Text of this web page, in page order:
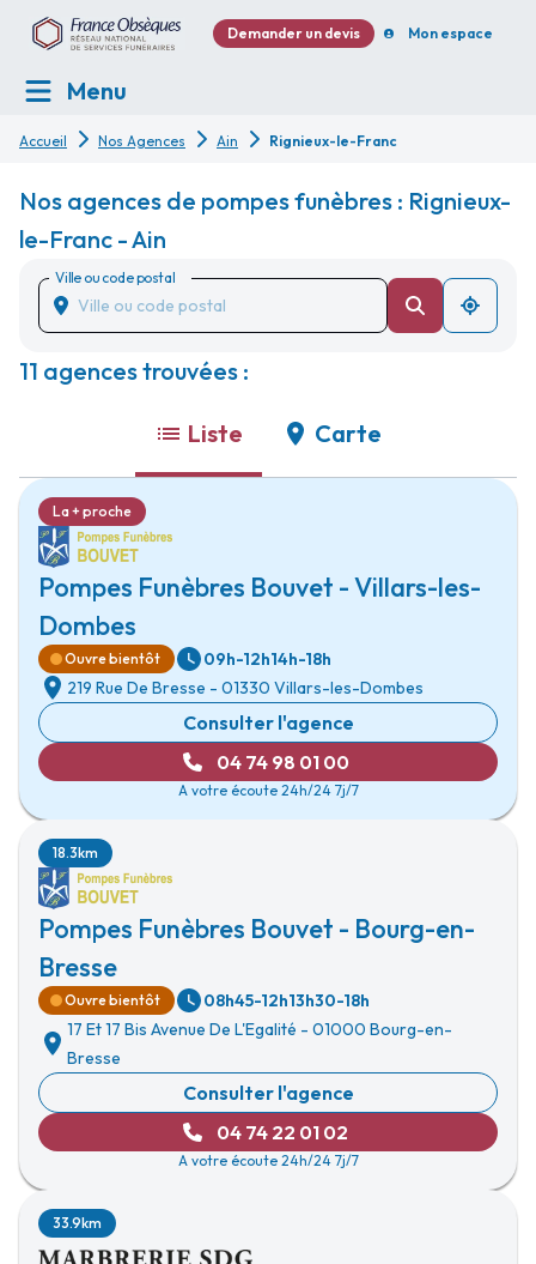
Demander un devis Mon espace
Menu
Accueil Nos Agences Ain Rignieux-le-Franc
Nos agences de pompes funèbres : Rignieux-
le-Franc - Ain
Ville ou code postal
11 agences trouvées :
Liste Carte
Pompes Funèbres Bouvet - Villars-les-
Dombes
La + proche
Ouvre bientôt 09h-12h14h-18h
219 Rue De Bresse - 01330 Villars-les-Dombes
Consulter l'agence
04 74 98 01 00
A votre écoute 24h/24 7j/7
Pompes Funèbres Bouvet - Bourg-en-
Bresse
18.3km
Ouvre bientôt 08h45-12h13h30-18h
17 Et 17 Bis Avenue De L'Egalité - 01000 Bourg-en-
Bresse
Consulter l'agence
04 74 22 01 02
A votre écoute 24h/24 7j/7
33.9km